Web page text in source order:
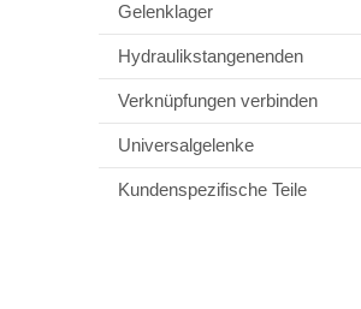
Gelenklager
Hydraulikstangenenden
Verknüpfungen verbinden
Universalgelenke
Kundenspezifische Teile